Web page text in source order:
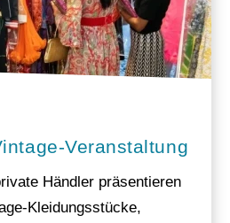
Veranstaltung
Händler präsentieren
Kleidungsstücke,